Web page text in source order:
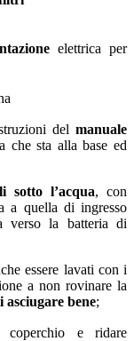
elettrica per
del manuale
che sta alla base ed
sotto l’acqua, con
a quella di ingresso
verso la batteria di
essere lavati con i
a non rovinare la
asciugare bene;
e ridare